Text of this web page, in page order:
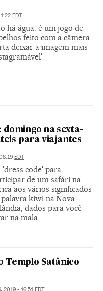
EDT
há água: é um jogo de
feito com a câmera
deixar a imagem mais
domingo na sexta-
para viajantes
EDT
'dress code' para
de um safári na
aos vários significados
kiwi na Nova
dados para você
na mala
Templo Satânico
2019 - 16:51EDT